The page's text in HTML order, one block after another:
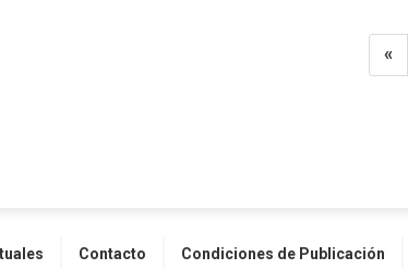
«
Contacto Condiciones de Publicación